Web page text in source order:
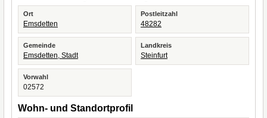
Ort
Emsdetten
Postleitzahl
48282
Gemeinde
Emsdetten, Stadt
Landkreis
Steinfurt
Vorwahl
02572
Wohn- und Standortprofil